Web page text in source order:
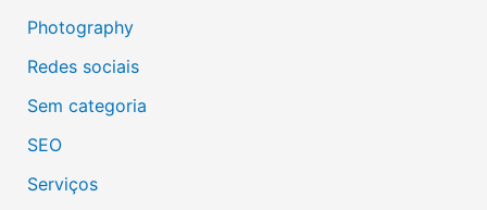
Photography
Redes sociais
Sem categoria
SEO
Serviços